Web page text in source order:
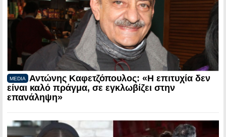
MEDIA
Αντώνης Καφετζόπουλος: «Η επιτυχία δεν
είναι καλό πράγμα, σε εγκλωβίζει στην
επανάληψη»